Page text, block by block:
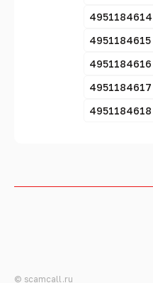
4951184614
4951184615
4951184616
4951184617
4951184618
© scamcall.ru